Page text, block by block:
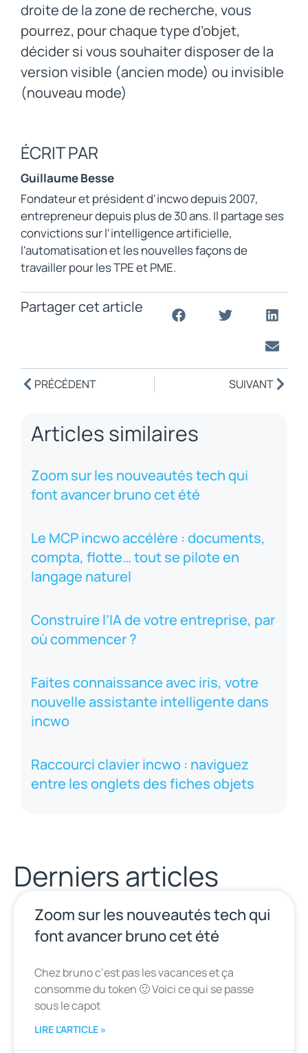
Articles similaires
Zoom sur les nouveautés tech qui
font avancer bruno cet été
Le MCP incwo accélère : documents,
compta, flotte… tout se pilote en
langage naturel
Construire l’IA de votre entreprise, par
où commencer ?
Faites connaissance avec iris, votre
nouvelle assistante intelligente dans
incwo
Raccourci clavier incwo : naviguez
entre les onglets des fiches objets
droite de la zone de recherche, vous
pourrez, pour chaque type d’objet,
décider si vous souhaiter disposer de la
version visible (ancien mode) ou invisible
(nouveau mode)
ÉCRIT PAR
Guillaume Besse
Fondateur et président d'incwo depuis 2007,
entrepreneur depuis plus de 30 ans. Il partage ses
convictions sur l'intelligence artificielle,
l'automatisation et les nouvelles façons de
travailler pour les TPE et PME.
Partager cet article
PRÉCÉDENT SUIVANT
Derniers articles
Zoom sur les nouveautés tech qui
font avancer bruno cet été
Chez bruno c’est pas les vacances et ça
consomme du token 🙂 Voici ce qui se passe
sous le capot
LIRE L'ARTICLE »